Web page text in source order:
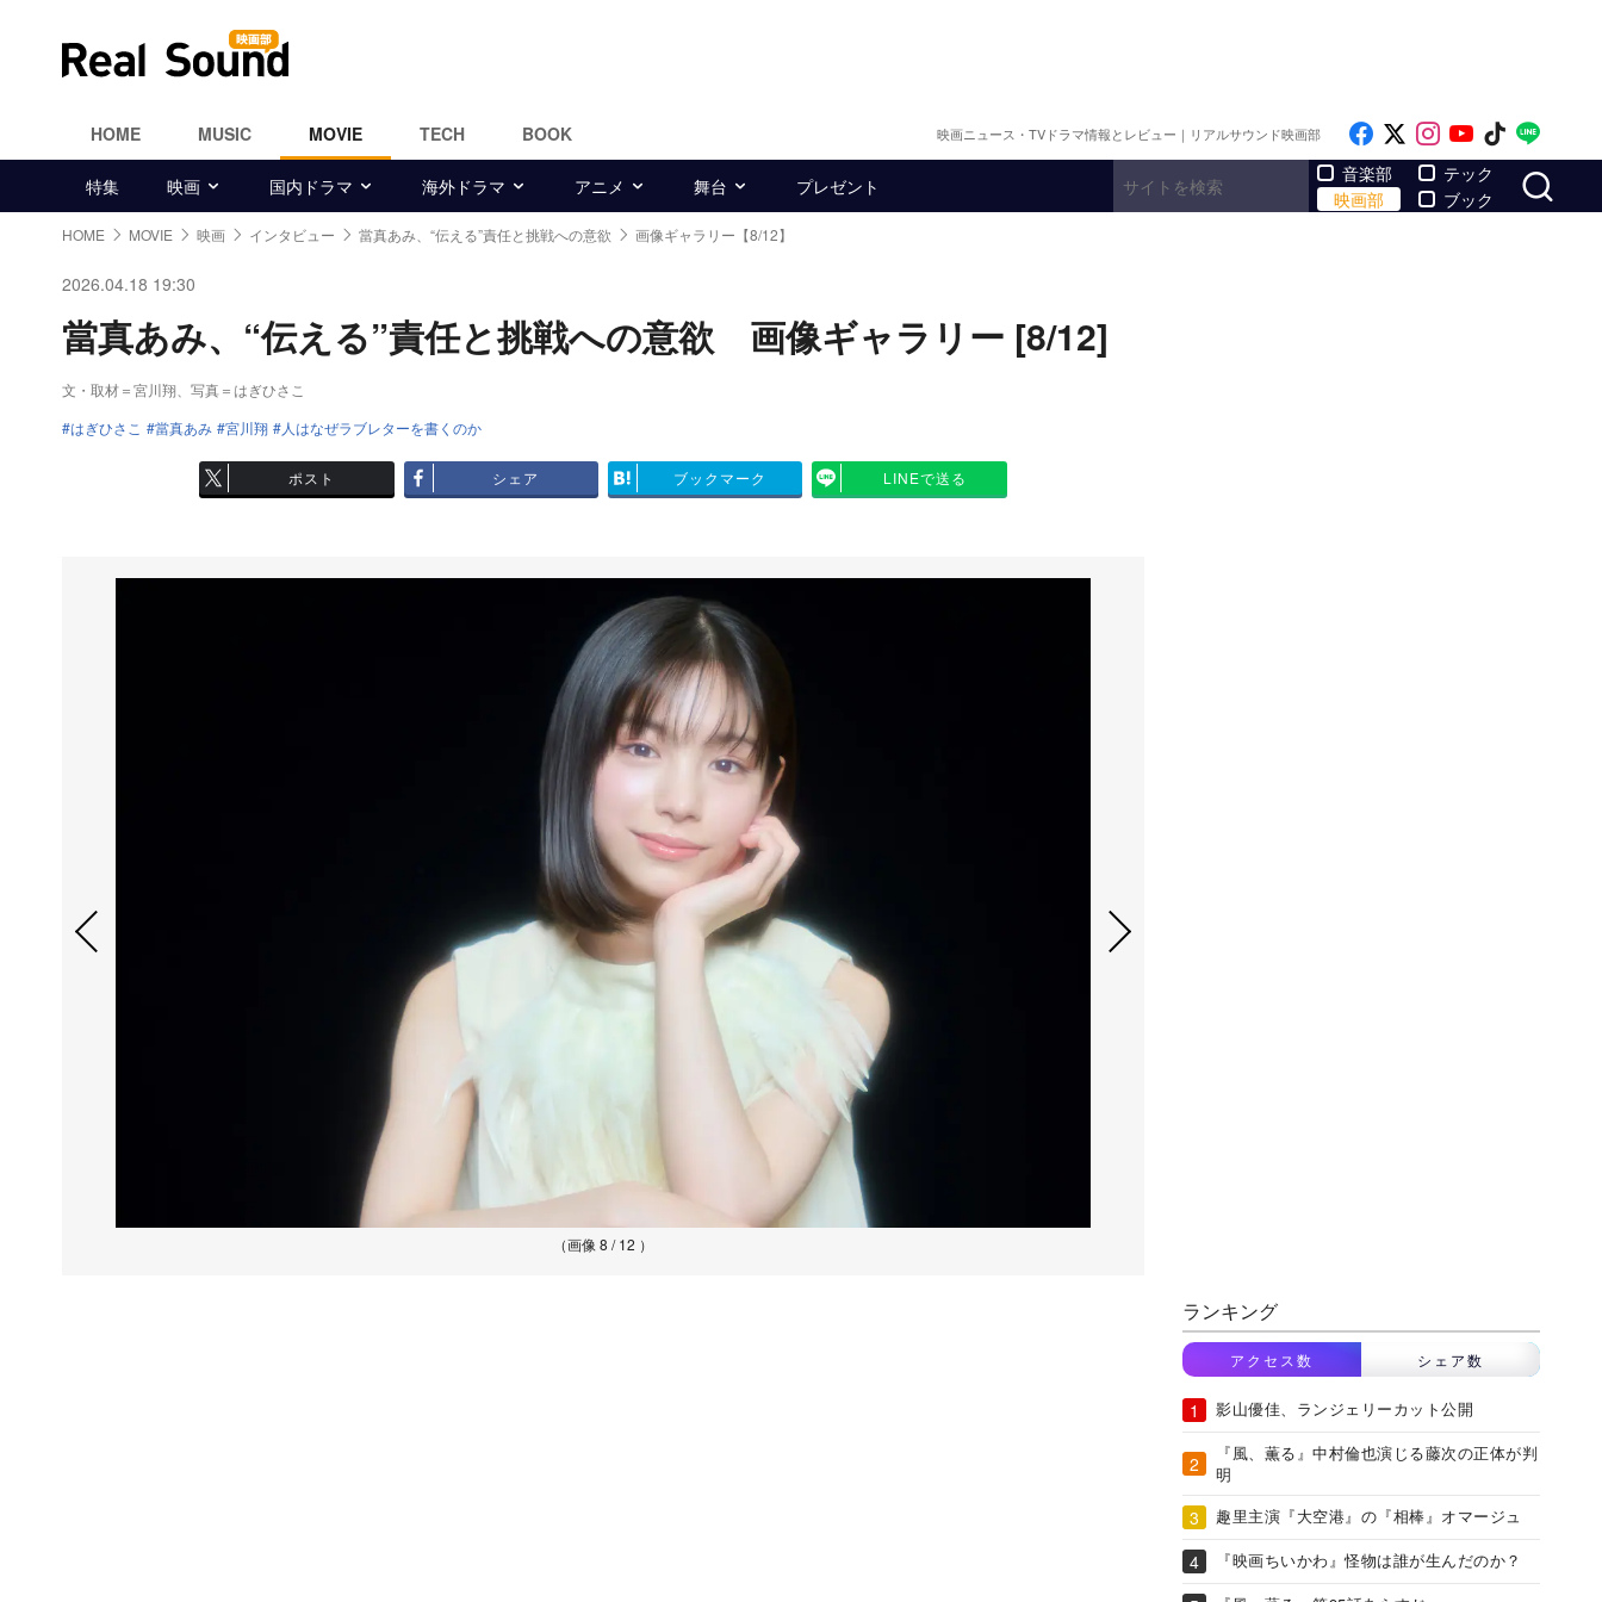
HOME MUSIC MOVIE TECH BOOK 映画ニュース・TVドラマ情報とレビュー｜リアルサウンド映画部 Like on Facebook
Follow on x
Follow on
Follow on
Follow
特集 映画 国内ドラマ 海外ドラマ アニメ 舞台 プレゼント
音楽部
映画部
テック
ブック
HOME MOVIE 映画 インタビュー 當真あみ、“伝える”責任と挑戦への意欲 画像ギャラリー【8/12】
2026.04.18 19:30
當真あみ、“伝える”責任と挑戦への意欲 画像ギャラリー [8/12]
文・取材＝宮川翔、写真＝はぎひさこ
はぎひさこ
當真あみ 宮川翔 人はなぜラブレターを書くのか
ポスト シェア ブックマーク LINEで送る
（画像 8 / 12 ）
ランキング
アクセス数 シェア数
影山優佳、ランジェリーカット公開
『風、薫る』中村倫也演じる藤次の正体が判
明
趣里主演『大空港』の『相棒』オマージュ
『映画ちいかわ』怪物は誰が生んだのか？